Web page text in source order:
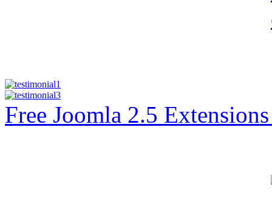
Free Joomla 2.5